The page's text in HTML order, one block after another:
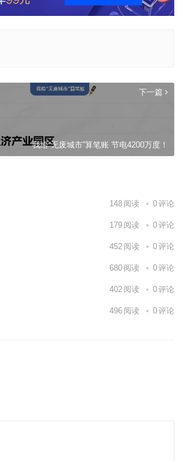
下一篇
我给“无废城市”算笔账 节电4200万度！
148 阅读 0评论
179 阅读 0评论
452 阅读 0评论
680 阅读 0评论
402 阅读 0评论
496 阅读 0评论